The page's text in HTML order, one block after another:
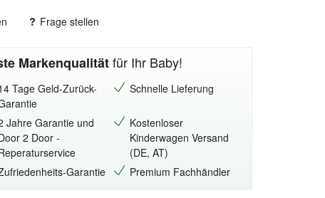
Frage stellen
Markenqualitätfür Ihr Baby!
Tage Geld-Zurück-
Schnelle Lieferung
Jahre Garantie und
2 Door -
Kostenloser
Kinderwagen Versand
(DE, AT)
Garantie
Premium Fachhändler